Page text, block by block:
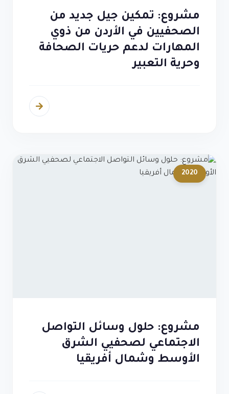
مشروع: تمكين جيل جديد من
الصحفيين في الأردن من ذوي
المهارات لدعم حريات الصحافة
وحرية التعبير
2020
مشروع: حلول وسائل التواصل
الاجتماعي لصحفيي الشرق
الأوسط وشمال أفريقيا